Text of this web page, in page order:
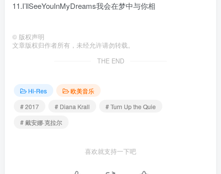
11.I’llSeeYouInMyDreams我会在梦中与你相
© 版权声明
文章版权归作者所有，未经允许请勿转载。
THE END
Hi-Res
欧美音乐
# 2017
# Diana Krall
# Turn Up the Quie
# 戴安娜·克拉尔
喜欢就支持一下吧